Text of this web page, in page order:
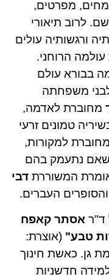
מפרטים,
לרוב תיאורי
ורגשותיה עולים
הרוחני.
בבורא עולם
משפחתה
מחוברת לאדמה,
טמונים זרעי
למקורות,
שאם נתעמק בהם
המשוררת דבי
העברים.
ד"ר אסתר קאפח
טבע" (אוצרת:
גן. כאשת חינוך
חדשניות